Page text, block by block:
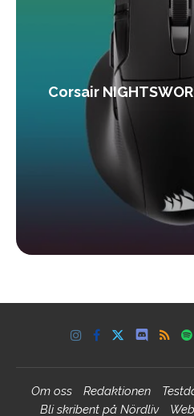
Corsair
Om oss Redaktionen
Bli skribent på Nördliv